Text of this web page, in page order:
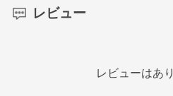
レビュー
レビューはあ